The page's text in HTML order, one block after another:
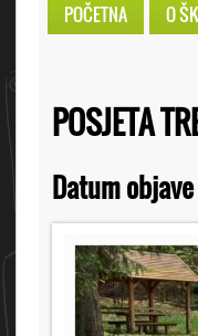
POČETNA O
POSJETA
Datum objave